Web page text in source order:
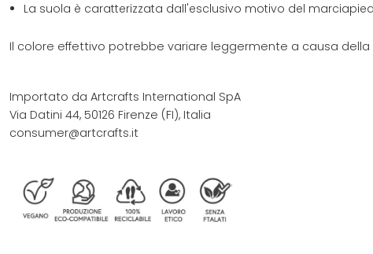
La suola è caratterizzata dall'esclusivo motivo del
Il colore effettivo potrebbe variare leggermente a causa
Importato da Artcrafts International SpA
Via Datini 44, 50126 Firenze (FI), Italia
consumer@artcrafts.it